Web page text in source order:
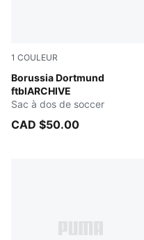
1 COULEUR
Borussia Dortmund
ftblARCHIVE
PUMA Black-Faster Yellow
Sac à dos de soccer
CAD $50.00